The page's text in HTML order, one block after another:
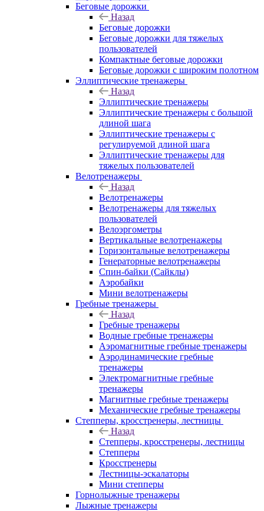
Беговые дорожки
Назад
Беговые дорожки
Беговые дорожки для тяжелых
пользователей
Компактные беговые дорожки
Беговые дорожки с широким полотном
Эллиптические тренажеры
Назад
Эллиптические тренажеры
Эллиптические тренажеры с большой
длиной шага
Эллиптические тренажеры с
регулируемой длиной шага
Эллиптические тренажеры для
тяжелых пользователей
Велотренажеры
Назад
Велотренажеры
Велотренажеры для тяжелых
пользователей
Велоэргометры
Вертикальные велотренажеры
Горизонтальные велотренажеры
Генераторные велотренажеры
Спин-байки (Сайклы)
Аэробайки
Мини велотренажеры
Гребные тренажеры
Назад
Гребные тренажеры
Водные гребные тренажеры
Аэромагнитные гребные тренажеры
Аэродинамические гребные
тренажеры
Электромагнитные гребные
тренажеры
Магнитные гребные тренажеры
Механические гребные тренажеры
Степперы, кросстренеры, лестницы
Назад
Степперы, кросстренеры, лестницы
Степперы
Кросстренеры
Лестницы-эскалаторы
Мини степперы
Горнолыжные тренажеры
Лыжные тренажеры